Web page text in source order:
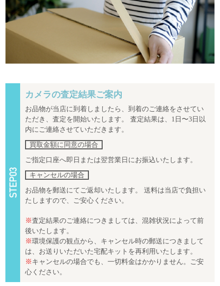
カメラの査定結果ご案内
お品物が当店に到着しましたら、到着のご連絡をさせてい
ただき、査定を開始いたします。 査定結果は、1日〜3日以
内にご連絡させていただきます。
買取金額に同意の場合
ご指定口座へ即日または翌営業日にお振込いたします。
キャンセルの場合
お品物を郵送にてご返却いたします。 送料は当店で負担い
たしますので、ご安心ください。
※査定結果のご連絡につきましては、混雑状況によって前
後いたします。
※環境保護の観点から、キャンセル時の郵送につきまして
は、お送りいただいた宅配キットを再利用いたします。
※キャンセルの場合でも、一切料金はかかりません。ご安
心ください。